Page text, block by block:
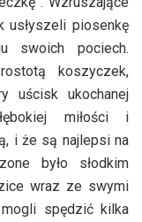
usłyszeli piosenkę
swoich pociech.
koszyczek,
uścisk ukochanej
miłości i
i że są najlepsi na
było słodkim
wraz ze swymi
spędzić kilka